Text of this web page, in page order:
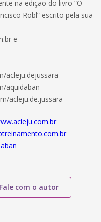
na edição do livro “O
Robl” escrito pela sua
e
acleju.dejussara
aquidaban
acleju.de.jussara
Fale com o autor